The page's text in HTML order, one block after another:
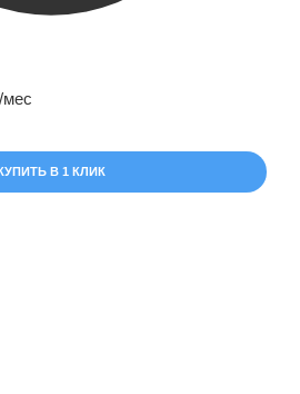
/мес
В 1 КЛИК